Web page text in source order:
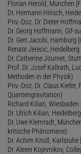
Florian Herold, München
Dr. Hermann Hinsch,
Priv.-Doz. Dr. Dieter
Dr. Georg Hoffmann, Gif-
Dr. Gert Jacobi, Hamburg
Renate Jerecic,
Dr. Catherine Journet,
Prof. Dr. Josef Kallrath,
Methoden in der Physik)
Priv.-Doz. Dr. Claus
Quantengravitation)
Richard Kilian, Wiesbaden
Dr. Ulrich Kilian,
Dr. Uwe Klemradt,
kritische Phänomene)
Dr. Achim Knoll, Karlsruhe
Dr. Alexei Kojevnikov,